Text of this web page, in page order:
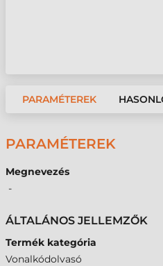
PARAMÉTEREK
PARAMÉTEREK
Megnevezés
-
ÁLTALÁNOS JELLEMZŐK
Termék kategória
Vonalkódolvasó